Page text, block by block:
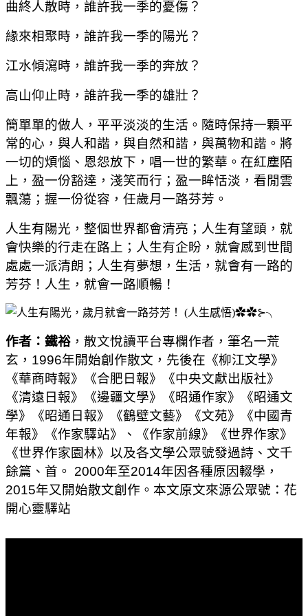
曲終人散時，誰許我一季的憂傷？
緣來相聚時，誰許我一季的陽光？
江水傾瀉時，誰許我一季的奔放？
高山仰止時，誰許我一季的雄壯？
簡單單的做人，平平淡淡的生活。隨時保持一顆平
常的心，與人和諧，與自然和諧，與萬物和諧。將
一切的煩惱、恩怨放下，唱一世的繁華。在紅塵陌
上，盈一份豁達，淺笑而行；盈一眸恬淡，看閒雲
飄蕩；握一份從容，任歲月一路芬芳。
人生有陽光，整個世界都會清亮；人生有望頭，就
會快樂的行走在路上；人生有企盼，就會感到世間
處處一派清朗；人生有夢想，生活，就會有一路的
芳芬！人生，就會一路順暢！
作者：鐵裕 ，散文悅讀平台專欄作者，筆名一荒
玄， 1996年開始創作散文，先後在《柳江文學》
《華商時報》《合肥日報》《中央文獻出版社》
《清遠日報》《邊疆文學》《昭通作家》《昭通文
學》《昭通日報》《鶴壁文藝》《文苑》《中國青
年報》《作家驛站》、《作家前線》《世界作家》
《世界作家園林》以及各文學公眾號發過詩、文千
餘篇、首。 2000年至2014年因各種原因輟學，
2015年又開始散文創作。本文原文來源公眾號：花
開心靈驛站